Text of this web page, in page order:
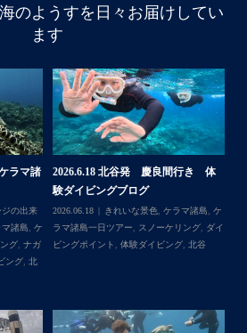
クルーザーチャーター
本当にありがとうございました
、バナナボート、SUP、パラセーリ
号を拠点に色々お楽しみ頂きました
よ〜
・
気の中開催できたので何よりです
ートして頂けたら嬉しいです
・
慶良間諸島(#ケラマ)の日帰り#ダイビ
グ ツアーを開催しているマリンショッ
のようすを日々お届けしてい
ます
号によるツアー中止のお知
アイランドメッセージの出来
2026.8.2（火） 北
島 体験ダイビング
2026.08.03
アイランド
事 ,きれいな景色,ケラ
一日ツアー ,スノーケリ